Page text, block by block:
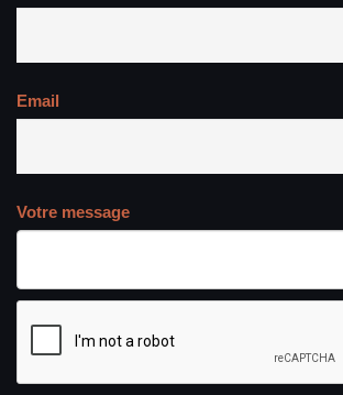
Email
Votre message